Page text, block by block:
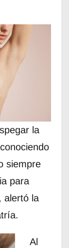
la
siempre
para
alertó la
Al